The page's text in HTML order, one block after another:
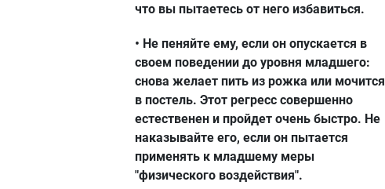
что вы пытаетесь от него избавиться.
• Не пеняйте ему, если он опускается в
своем поведении до уровня младшего:
снова желает пить из рожка или мочится
в постель. Этот регресс совершенно
естественен и пройдет очень быстро. Не
наказывайте его, если он пытается
применять к младшему меры
"физического воздействия".